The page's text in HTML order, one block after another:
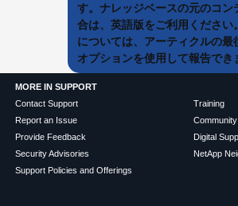
す。ナレッジベースの元のコン
合は、英語版をご利用ください
については、アーティクルの
オプションを使用して報告でき
MORE IN SUPPORT
Contact Support
Report an Issue
Provide Feedback
Security Advisories
Support Policies and Offerings
Training
Community
Digital
NetApp